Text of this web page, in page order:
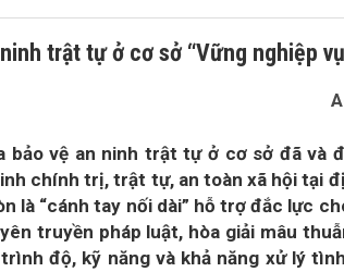
trật tự ở cơ sở “Vững nghiệp
bảo vệ an ninh trật tự ở cơ sở đã và
chính trị, trật tự, an toàn xã hội tại
là “cánh tay nối dài” hỗ trợ đắc lực
truyền pháp luật, hòa giải mâu
độ, kỹ năng và khả năng xử lý